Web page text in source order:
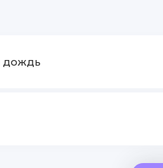
дождь